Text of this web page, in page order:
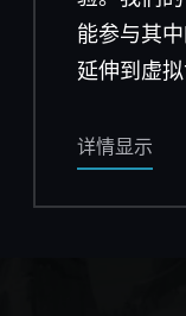
能参与其
延伸到虚
详情显示